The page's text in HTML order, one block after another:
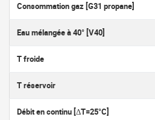
Consommation gaz [G31 propane]
Eau mélangée à 40° [V40]
T froide
T réservoir
Débit en continu [ΔT=25°C]